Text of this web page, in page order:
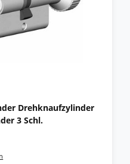
Drehknaufzylinder
3 Schl.